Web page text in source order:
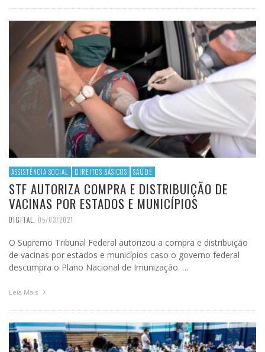
ASSISTÊNCIA SOCIAL DIREITOS BÁSICOS SAÚDE
STF AUTORIZA COMPRA E DISTRIBUIÇÃO DE
VACINAS POR ESTADOS E MUNICÍPIOS
DIGITAL 05/03/2021
O Supremo Tribunal Federal autorizou a compra e distribuição
de vacinas por estados e municípios caso o governo federal
descumpra o Plano Nacional de Imunização. …
Leia Mais